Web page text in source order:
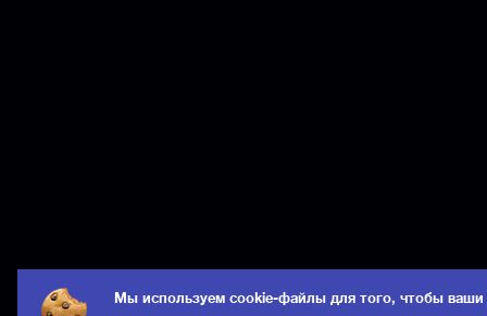
Мы используем cookie-файлы для того, чтобы